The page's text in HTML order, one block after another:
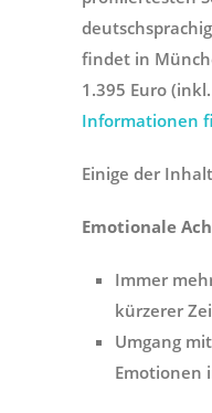
findet in
1.395 Euro
Informationen
Einige der
Emotionale
Immer
kürzerer
Umgang
Emotionen